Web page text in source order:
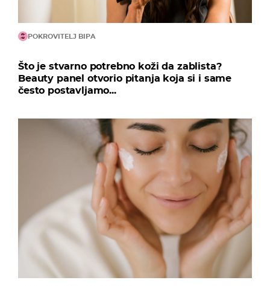
POKROVITELJ BIPA
Što je stvarno potrebno koži da zablista?
Beauty panel otvorio pitanja koja si i same
često postavljamo...